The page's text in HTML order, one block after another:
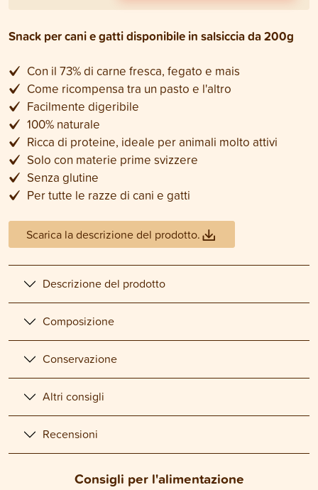
Snack per cani e gatti disponibile in salsiccia da 200g
Con il 73% di carne fresca, fegato e mais
Come ricompensa tra un pasto e l'altro
Facilmente digeribile
100% naturale
Ricca di proteine, ideale per animali molto attivi
Solo con materie prime svizzere
Senza glutine
Per tutte le razze di cani e gatti
Scarica la descrizione del prodotto.
Descrizione del prodotto
Composizione
Conservazione
Altri consigli
Recensioni
Consigli per l'alimentazione